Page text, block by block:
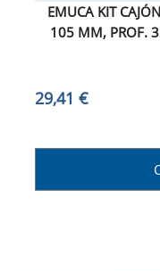
EMUCA KIT
105 MM, PROF.
29,41 €